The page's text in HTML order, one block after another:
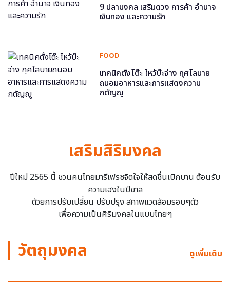
9 ปลามงคล เสริมดวง การค้า อำนาจ
เงินทอง และความรัก
FOOD
เทคนิคตั้งโต๊ะ ไหว้บ๊ะจ่าง กุศโลบาย
ถนอมอาหารและการแสดงความ
กตัญญู
เสริมสิริมงคล
ปีใหม่ 2565 นี้ ชวนคนไทยมารีเฟรชจิตใจให้สดชื่นเบิกบาน ต้อนรับ
ความเฮงในปีขาล
ด้วยการปรับเปลี่ยน ปรับปรุง สภาพแวดล้อมรอบๆตัว
เพื่อความเป็นศิริมงคลในแบบไทยๆ
วัตถุมงคล ดูเพิ่มเติม